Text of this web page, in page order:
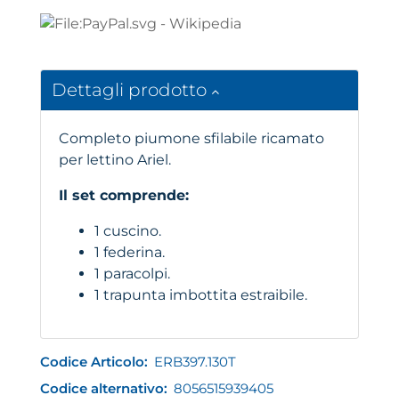
Dettagli prodotto
Completo piumone sfilabile ricamato
per lettino Ariel.
Il set comprende:
1 cuscino.
1 federina.
1 paracolpi.
1 trapunta imbottita estraibile.
Codice Articolo: ERB397.130T
Codice alternativo: 8056515939405